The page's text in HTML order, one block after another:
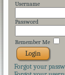
Username
Password
Remember Me
Forgot your